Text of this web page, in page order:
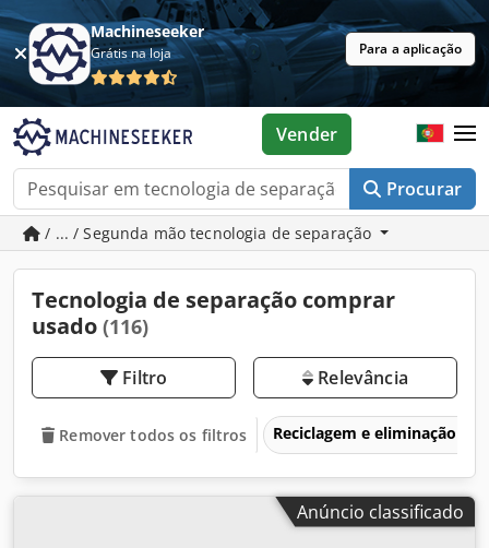
Machineseeker
Grátis na loja Para a aplicação
Procurar
Vender
/ ... / Segunda mão tecnologia de separação
Tecnologia de separação comprar
usado (116)
Filtro Relevância
Remover todos os filtros Reciclagem e eliminação
Anúncio classificado